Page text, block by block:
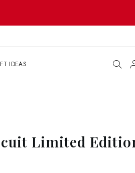
IDEAS
Limited